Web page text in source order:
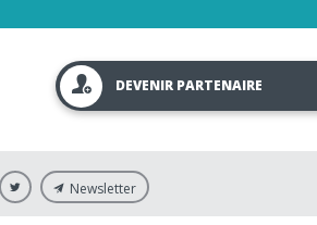
DEVENIR PARTENAIRE
Newsletter